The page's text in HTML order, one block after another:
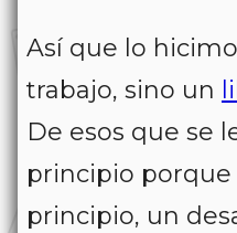
Así que lo
trabajo, sino un
De esos que se
principio
principio, un